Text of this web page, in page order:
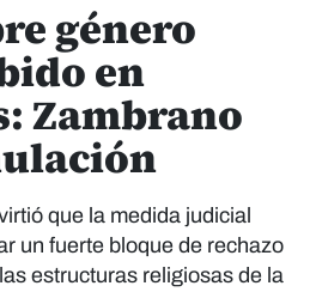
género
en
Zambrano
que la medida judicial
un fuerte bloque de rechazo
estructuras religiosas de la